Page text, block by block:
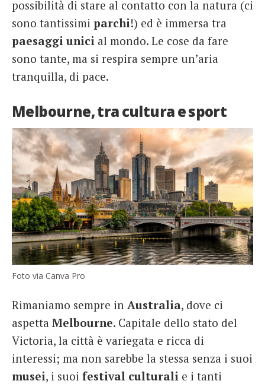
possibilità di stare al contatto con la natura (ci
sono tantissimi parchi!) ed è immersa tra
paesaggi unici al mondo. Le cose da fare
sono tante, ma si respira sempre un’aria
tranquilla, di pace.
Melbourne, tra cultura e sport
Foto via Canva Pro
Rimaniamo sempre in Australia, dove ci
aspetta Melbourne. Capitale dello stato del
Victoria, la città è variegata e ricca di
interessi; ma non sarebbe la stessa senza i suoi
musei, i suoi festival culturali e i tanti